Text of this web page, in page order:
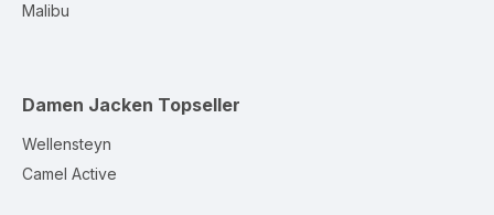
Malibu
Damen Jacken Topseller
Wellensteyn
Camel Active